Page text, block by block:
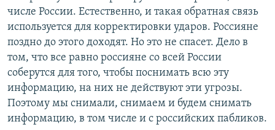
числе России. Естественно, и такая обратная связь
используется для корректировки ударов. Россияне
поздно до этого доходят. Но это не спасет. Дело в
том, что все равно россияне со всей России
соберутся для того, чтобы поснимать всю эту
информацию, на них не действуют эти угрозы.
Поэтому мы снимали, снимаем и будем снимать
информацию, в том числе и с российских пабликов.